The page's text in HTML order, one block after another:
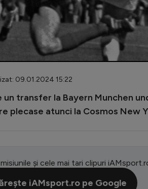
09.01.2024 15:22
transfer la Bayern Munchen
plecase atunci la Cosmos New
și cele mai tari clipuri
iAMsport.ro pe Google